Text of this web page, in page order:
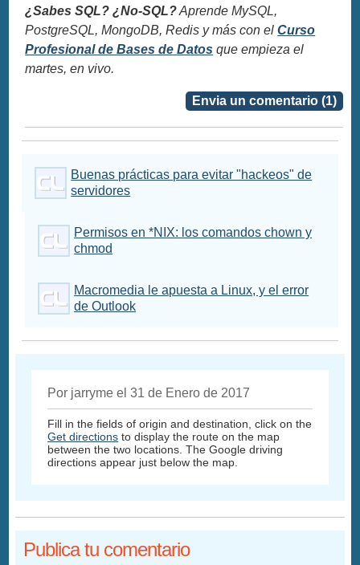
¿Sabes SQL? ¿No-SQL?Aprende MySQL,
PostgreSQL, MongoDB, Redis y más con elCurso
Profesional de Bases de Datos que empieza el
martes, en vivo.
Envia un comentario (1)
Buenas prácticas para evitar "hackeos" de
servidores
Permisos en *NIX: los comandos chown y
chmod
Macromedia le apuesta a Linux, y el error
de Outlook
Por jarryme el 31 de Enero de 2017
Fill in the fields of origin and destination, click on the
Get directions to display the route on the map
between the two locations. The Google driving
directions appear just below the map.
Publica tu comentario